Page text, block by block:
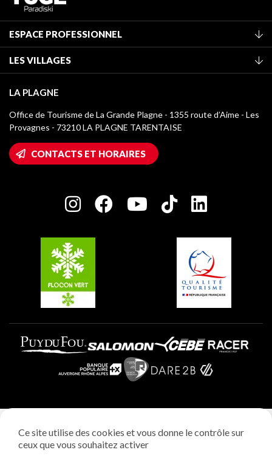
ESPACE PROFESSIONNEL
Classement des meublés
Taxe de séjour
Médiathèque
Logos La Plagne
Accès Wifi
Maison des Propriétaires
Charte des Acteurs Engagés
LES VILLAGES
Montchavin - Les Coches
Champagny-en-Vanoise
Plagne 1800
Plagne Villages
Plagne Aime 2000
LA PLAGNE
Office de Tourisme de La Grande Plagne - 1355 route d’Aime - Les
Provagnes - 73210 LA PLAGNE TARENTAISE
CONTACTS ET HORAIRES
Ce site utilise des cookies et vous donne le contrôle sur
ceux que vous souhaitez activer